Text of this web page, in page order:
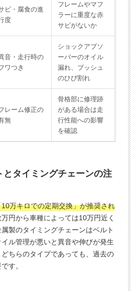
ビ・腐食の進
度
フレームやマフ
ラーに重度な赤
サビがないか
音・走行時の
ワつき
ショックアブソ
ーバーのオイル
漏れ、ブッシュ
のひび割れ
レーム修正の
無
骨格部に修理跡
がある場合は走
行性能への影響
を確認
とタイミングチェーンの注
10万キロでの定期交換」が推奨され
万円から車種によっては10万円近く
製のタイミングチェーンはベルト
ル管理が悪いと異音や伸びが発生
ちらのタイプであっても、過去の
す。